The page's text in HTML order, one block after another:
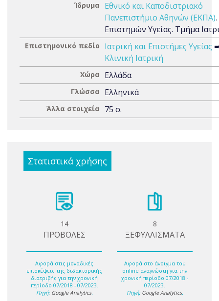
Ίδρυμα
Εθνικό και Καποδιστριακό
Πανεπιστήμιο Αθηνών (ΕΚΠΑ)
Επιστημών Υγείας. Τμήμα
Επιστημονικό πεδίο Ιατρική και Επιστήμες Υγείας
Κλινική Ιατρική
Χώρα Ελλάδα
Γλώσσα Ελληνικά
Άλλα στοιχεία 75 σ.
Στατιστικά χρήσης
14
ΠΡΟΒΟΛΕΣ
Αφορά στις μοναδικές
επισκέψεις της διδακτορικής
διατριβής για την χρονική
περίοδο 07/2018 - 07/2023.
Πηγή: Google Analytics.
8
ΞΕΦΥΛΛΙΣΜΑΤΑ
Αφορά στο άνοιγμα του
online αναγνώστη για την
χρονική περίοδο 07/2018 -
07/2023.
Πηγή: Google Analytics.